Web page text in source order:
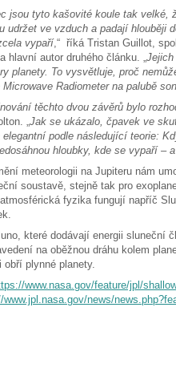
jsou tyto kašovité koule tak velké,
udržet ve vzduch a padají hlouběji
vypaří,“ říká Tristan Guillot,
hlavní autor druhého článku. „Jejich
planety. To vysvětluje, proč
Radiometer na palubě
těchto dvou závěrů bylo
„Jak se ukázalo, čpavek ve
elegantní podle následující teorie:
hloubky, kde se vypaří –
meteorologii na Jupiteru nám
soustavě, stejně tak pro
atmosférická fyzika fungují napříč
které dodávají energii sluneční
na oběžnou dráhu kolem
obří plynné planety.
www.nasa.gov/feature/jpl/
www.jpl.nasa.gov/news/